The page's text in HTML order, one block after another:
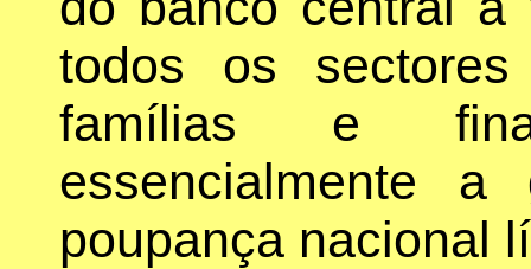
todos os
famílias e
essencialmente a
poupança nacional